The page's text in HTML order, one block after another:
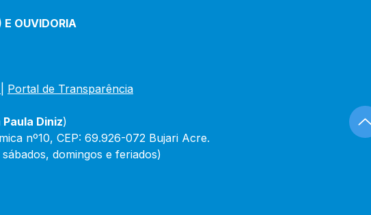
E OUVIDORIA
Portal de Transparência
Paula Diniz)
nº10, CEP: 69.926-072 Bujari Acre.
domingos e feriados)